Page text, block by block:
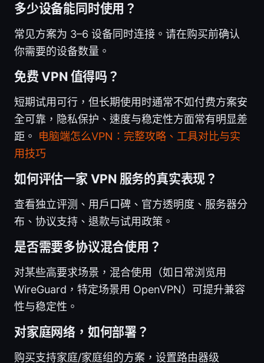
多少设备能同时使用？
常见方案为 3–6 设备同时连接。请在购买前确认
你需要的设备数量。
免费 VPN 值得吗？
短期试用可行，但长期使用时通常不如付费方案安
全可靠，隐私保护、速度与稳定性方面常有明显差
距。 电脑端怎么VPN：完整攻略、工具对比与实
用技巧
如何评估一家 VPN 服务的真实表现？
查看独立评测、用户口碑、官方透明度、服务器分
布、协议支持、退款与试用政策。
是否需要多协议混合使用？
对某些高要求场景，混合使用（如日常浏览用
WireGuard，特定场景用 OpenVPN）可提升兼容
性与稳定性。
对家庭网络，如何部署？
购买支持家庭/家庭组的方案，设置路由器级